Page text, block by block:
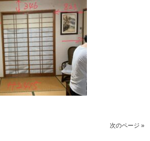
次のページ »